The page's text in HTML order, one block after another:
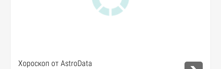
Хороскоп от AstroData